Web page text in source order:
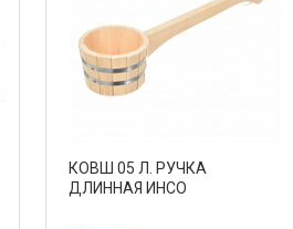
КОВШ 05 Л. РУЧКА
ДЛИННАЯ ИНСО